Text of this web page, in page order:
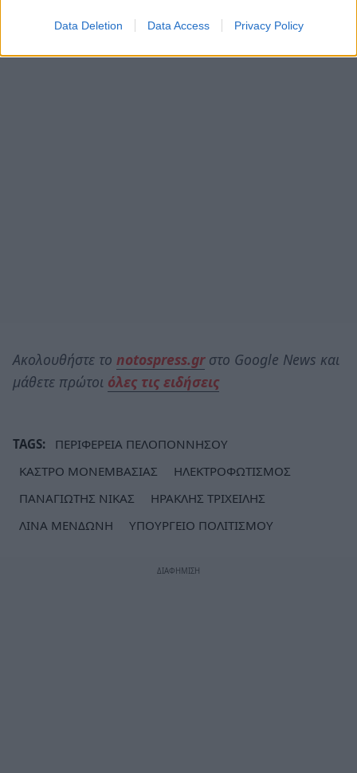
Data Deletion Data Access Privacy Policy
Ακολουθήστε το notospress.grστο Google News και
μάθετε πρώτοι όλες τις ειδήσεις
TAGS:
ΠΕΡΙΦΕΡΕΙΑ ΠΕΛΟΠΟΝΝΗΣΟΥ
ΚΑΣΤΡΟ ΜΟΝΕΜΒΑΣΙΑΣ
ΗΛΕΚΤΡΟΦΩΤΙΣΜΟΣ
ΠΑΝΑΓΙΩΤΗΣ ΝΙΚΑΣ
ΗΡΑΚΛΗΣ ΤΡΙΧΕΙΛΗΣ
ΛΙΝΑ ΜΕΝΔΩΝΗ
ΥΠΟΥΡΓΕΙΟ ΠΟΛΙΤΙΣΜΟΥ